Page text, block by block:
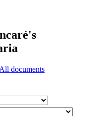
All documents